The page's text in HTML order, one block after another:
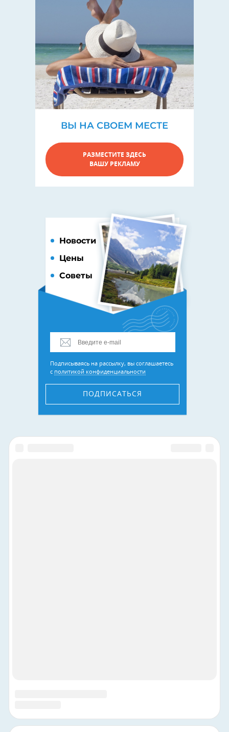
ВЫ НА СВОЕМ МЕСТЕ
РАЗМЕСТИТЕ ЗДЕСЬ
ВАШУ РЕКЛАМУ
Новости
Цены
Советы
Подписываясь на рассылку, вы соглашаетесь
с политикой конфиденциальности
ПОДПИСАТЬСЯ